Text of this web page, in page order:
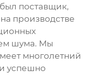
поставщик,
производстве
шума. Мы
многолетний
успешно